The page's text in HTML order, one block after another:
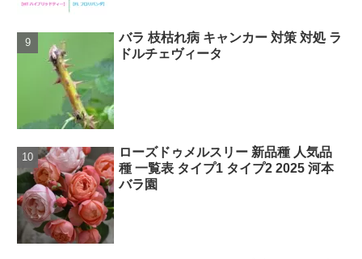
バラ 枝枯れ病 キャンカー 対策 対処 ラ
ドルチェヴィータ
ローズドゥメルスリー 新品種 人気品
種 一覧表 タイプ1 タイプ2 2025 河本
バラ園